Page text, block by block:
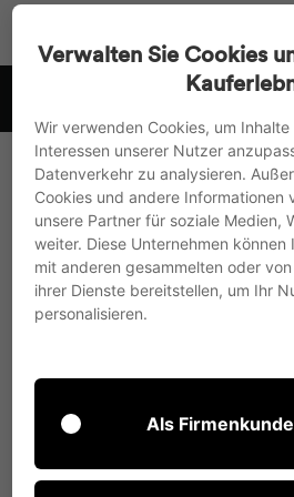
Accédez
au
Verwalten Sie Cookies
Wir verwenden Cookies, um
Interessen unserer Nutzer
Datenverkehr zu analysieren.
Cookies und andere Informationen
unsere Partner für soziale Medien,
weiter. Diese Unternehmen können
mit anderen gesammelten oder
ihrer Dienste bereitstellen, um Ihr
personalisieren.
Als
le
Paiement à